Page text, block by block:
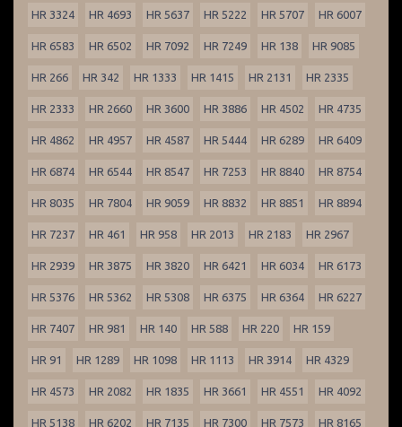
HR 3324 HR 4693 HR 5637 HR 5222 HR 5707 HR 6007
HR 6583 HR 6502 HR 7092 HR 7249 HR 138 HR 9085
HR 266 HR 342 HR 1333 HR 1415 HR 2131 HR 2335
HR 2333 HR 2660 HR 3600 HR 3886 HR 4502 HR 4735
HR 4862 HR 4957 HR 4587 HR 5444 HR 6289 HR 6409
HR 6874 HR 6544 HR 8547 HR 7253 HR 8840 HR 8754
HR 8035 HR 7804 HR 9059 HR 8832 HR 8851 HR 8894
HR 7237 HR 461 HR 958 HR 2013 HR 2183 HR 2967
HR 2939 HR 3875 HR 3820 HR 6421 HR 6034 HR 6173
HR 5376 HR 5362 HR 5308 HR 6375 HR 6364 HR 6227
HR 7407 HR 981 HR 140 HR 588 HR 220 HR 159
HR 91 HR 1289 HR 1098 HR 1113 HR 3914 HR 4329
HR 4573 HR 2082 HR 1835 HR 3661 HR 4551 HR 4092
HR 5138 HR 6202 HR 7135 HR 7300 HR 7573 HR 8165